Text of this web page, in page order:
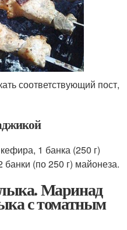
соответствующий пост,
1 банка (250 г)
(по 250 г) майонеза.
Маринад
с томатным